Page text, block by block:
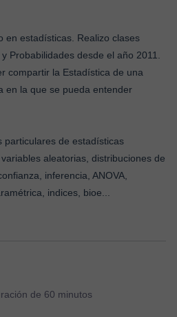
en estadísticas. Realizo clases
Probabilidades desde el año 2011.
compartir la Estadística de una
en la que se pueda entender
particulares de estadísticas
aleatorias, distribuciones de
inferencia, ANOVA,
indices, bioe
de 60 minutos